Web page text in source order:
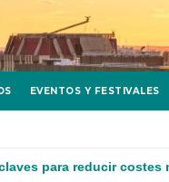
EVENTOS Y FESTIVALES
reducir costes mensuales